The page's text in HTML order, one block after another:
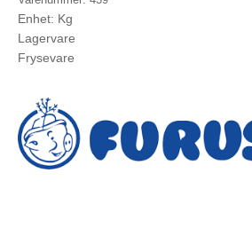
Enhet: Kg
Lagervare
Frysevare